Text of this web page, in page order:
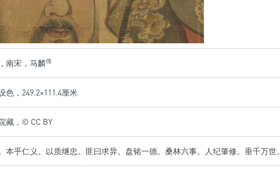
南宋，马麟传
色，249.2×111.4厘米
藏，© CC BY
本乎仁义。以质继忠。匪曰求异。盘铭一德。桑林六事。人纪肇修。垂千万世。